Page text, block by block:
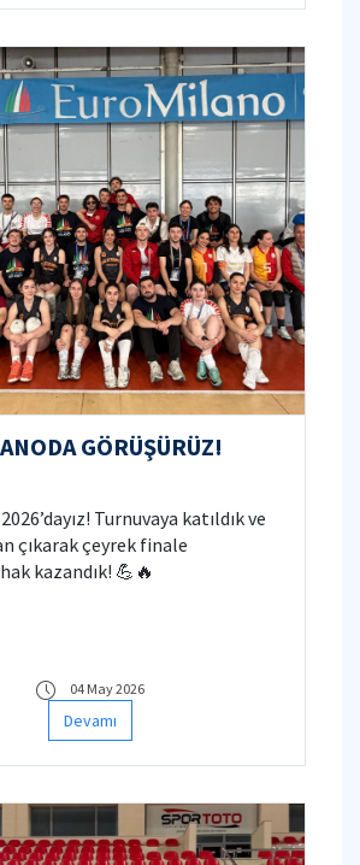
GÖRÜŞÜRÜZ!
katıldık ve
çıkarak çeyrek finale
kazandık! 💪🔥
04 May 2026
Devamı